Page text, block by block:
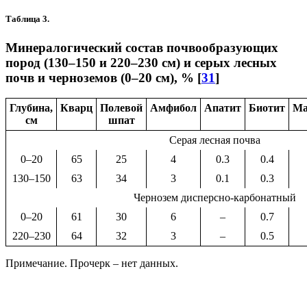
Таблица 3.
Минералогический состав почвообразующих
пород (130–150 и 220–230 см) и серых лесных
почв и черноземов (0–20 см), % [31]
Глубина,
см
Кварц
Полевой
шпат
Амфибол Апатит Биотит
Серая лесная почва
0–20
65 25 4 0.3
0.4
130–150
63 34 3 0.1
0.3
Чернозем дисперсно-карбонатный
0–20
61 30 6 –
0.7
220–230
64 32 3 – 0.5
Примечание. Прочерк – нет данных.